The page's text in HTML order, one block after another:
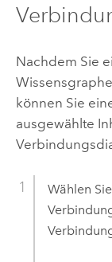
Nachdem Sie
können Sie
ausgewählte
Wählen